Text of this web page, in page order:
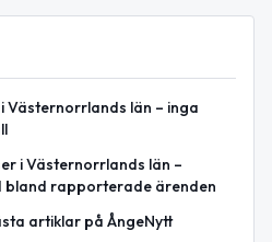
Västernorrlands län – inga
i Västernorrlands län –
bland rapporterade ärenden
artiklar på ÅngeNytt